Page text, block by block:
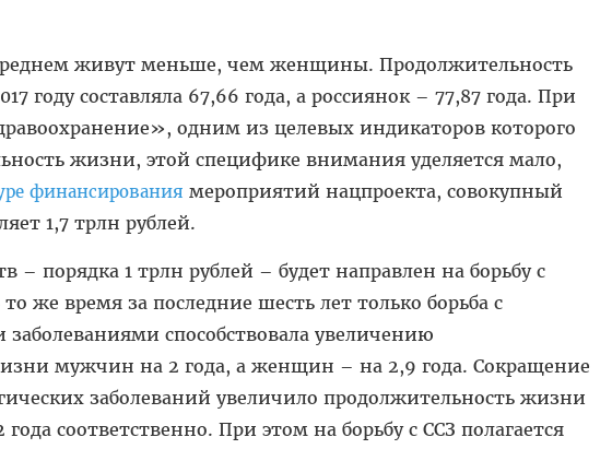
живут меньше, чем женщины. Продолжительность
году составляла 67,66 года, а россиянок – 77,87 года. При
одним из целевых индикаторов которого
жизни, этой специфике внимания уделяется мало,
финансирования мероприятий нацпроекта, совокупный
1,7 трлн рублей.
– порядка 1 трлн рублей – будет направлен на борьбу с
же время за последние шесть лет только борьба с
способствовала увеличению
мужчин на 2 года, а женщин – на 2,9 года. Сокращение
заболеваний увеличило продолжительность жизни
соответственно. При этом на борьбу с ССЗ полагается